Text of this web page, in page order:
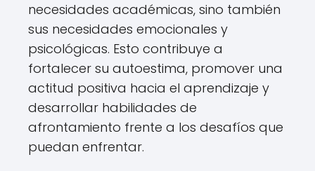
necesidades académicas, sino también
sus necesidades emocionales y
psicológicas. Esto contribuye a
fortalecer su autoestima, promover una
actitud positiva hacia el aprendizaje y
desarrollar habilidades de
afrontamiento frente a los desafíos que
puedan enfrentar.